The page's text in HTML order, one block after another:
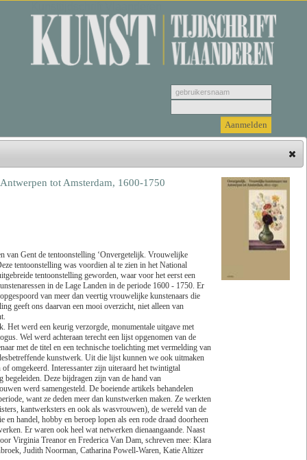
een genre, vervolgens selecteer de recensie die u
recensie'.
Zoeken Genre
Lees recensie
Titel Auteur
Een verwittigd man is
niets waard
Dimitri
Verhulst
Het raadsel van de
anderen
Benno
Barnard
tot Amsterdam, 1600-1750
van Gent de tentoonstelling ‘Onvergetelijk. Vrouwelijke
tentoonstelling was voordien al te zien in het National
tentoonstelling geworden, waar voor het eerst een
in de Lage Landen in de periode 1600 - 1750. Er
van meer dan veertig vrouwelijke kunstenaars die
geeft ons daarvan een mooi overzicht, niet alleen van
Het werd een keurig verzorgde, monumentale uitgave met
Wel werd achteraan terecht een lijst opgenomen van de
met de titel en een technische toelichting met vermelding van
kunstwerk. Uit die lijst kunnen we ook uitmaken
omgekeerd. Interessanter zijn uiteraard het twintigtal
Deze bijdragen zijn van de hand van
werd samengesteld. De boeiende artikels behandelen
want ze deden meer dan kunstwerken maken. Ze werkten
kantwerksters en ook als wasvrouwen), de wereld van de
handel, hobby en beroep lopen als een rode draad doorheen
Er waren ook heel wat netwerken dienaangaande. Naast
Virginia Treanor en Frederica Van Dam, schreven mee: Klara
Judith Noorman, Catharina Powell-Waren, Katie Altizer